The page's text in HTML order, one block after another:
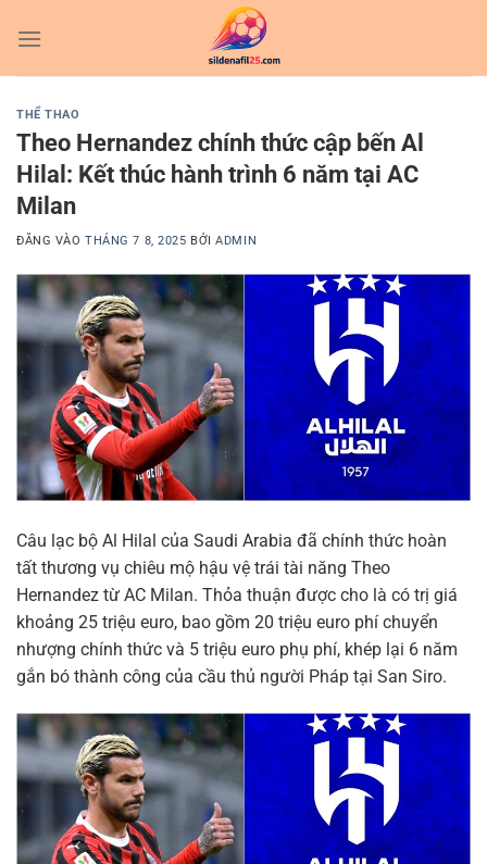
qua
THỂ THAO
Theo Hernandez chính thức cập bến Al
Hilal: Kết thúc hành trình 6 năm tại AC
Milan
ĐĂNG VÀOTHÁNG 7 8, 2025 BỞIADMIN
Câu lạc bộ Al Hilal của Saudi Arabia đã chính thức hoàn
tất thương vụ chiêu mộ hậu vệ trái tài năng Theo
Hernandez từ AC Milan. Thỏa thuận được cho là có trị giá
khoảng 25 triệu euro, bao gồm 20 triệu euro phí chuyển
nhượng chính thức và 5 triệu euro phụ phí, khép lại 6 năm
gắn bó thành công của cầu thủ người Pháp tại San Siro.